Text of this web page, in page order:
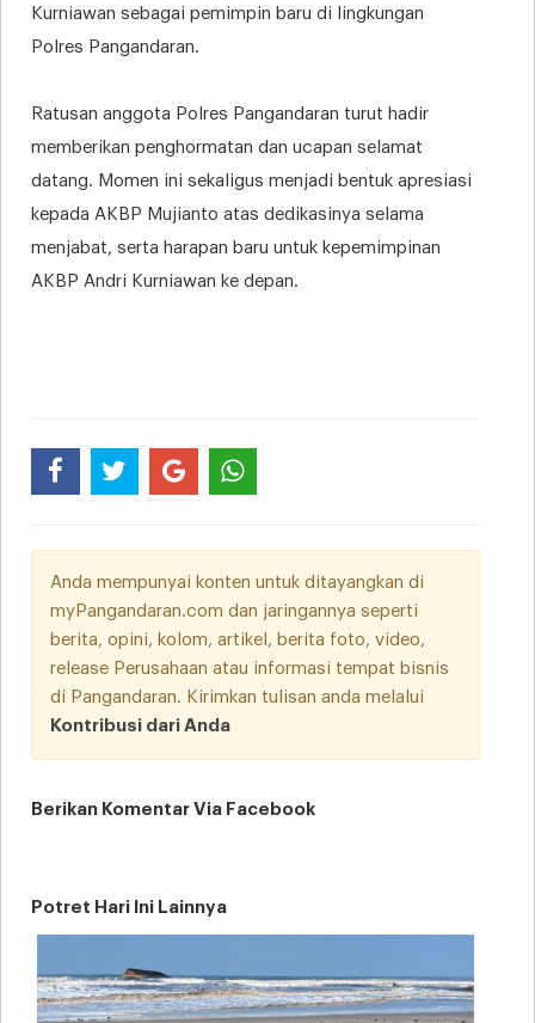
Kurniawan sebagai pemimpin baru di lingkungan
Polres Pangandaran.
Ratusan anggota Polres Pangandaran turut hadir
memberikan penghormatan dan ucapan selamat
datang. Momen ini sekaligus menjadi bentuk apresiasi
kepada AKBP Mujianto atas dedikasinya selama
menjabat, serta harapan baru untuk kepemimpinan
AKBP Andri Kurniawan ke depan.
Anda mempunyai konten untuk ditayangkan di
myPangandaran.com dan jaringannya seperti
berita, opini, kolom, artikel, berita foto, video,
release Perusahaan atau informasi tempat bisnis
di Pangandaran. Kirimkan tulisan anda melalui
Kontribusi dari Anda
Berikan Komentar Via Facebook
Potret Hari Ini Lainnya